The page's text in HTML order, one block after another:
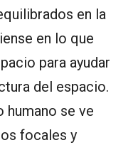
en la
en lo que
para ayudar
del espacio.
humano se ve
focales y